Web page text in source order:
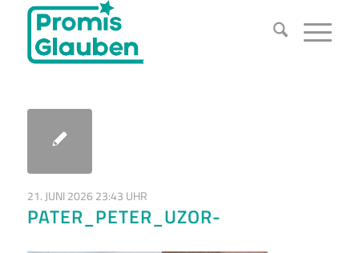
21. JUNI 2026 23:43 UHR
PATER_PETER_UZOR-